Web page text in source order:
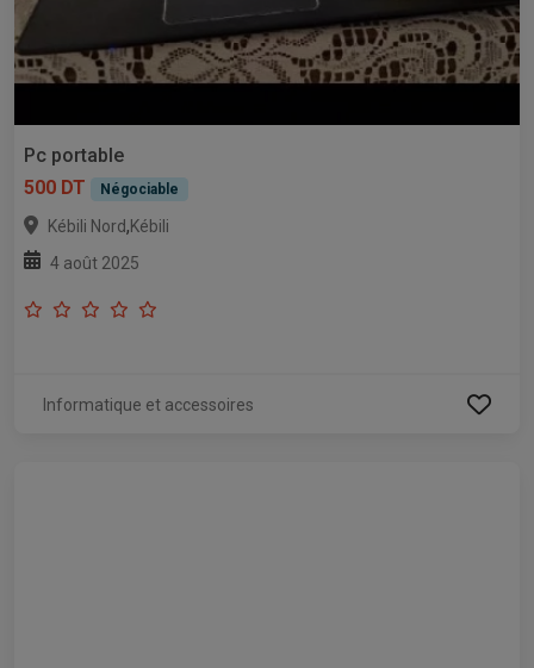
Pc portable
500 DT
Négociable
Kébili Nord,Kébili
4 août 2025
Informatique et accessoires